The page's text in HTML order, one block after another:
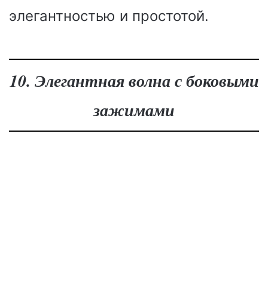
элегантностью и простотой.
10. Элегантная волна с боковыми
зажимами